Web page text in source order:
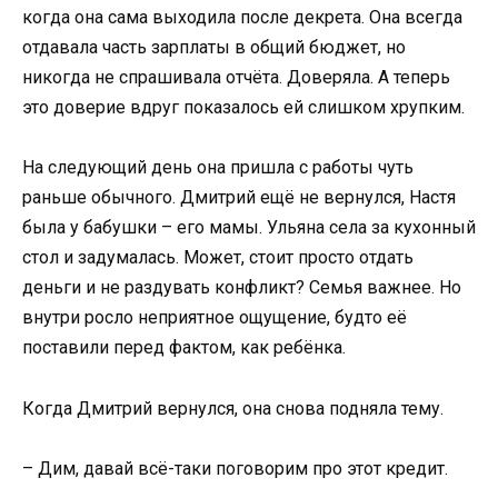
когда она сама выходила после декрета. Она всегда
отдавала часть зарплаты в общий бюджет, но
никогда не спрашивала отчёта. Доверяла. А теперь
это доверие вдруг показалось ей слишком хрупким.
На следующий день она пришла с работы чуть
раньше обычного. Дмитрий ещё не вернулся, Настя
была у бабушки – его мамы. Ульяна села за кухонный
стол и задумалась. Может, стоит просто отдать
деньги и не раздувать конфликт? Семья важнее. Но
внутри росло неприятное ощущение, будто её
поставили перед фактом, как ребёнка.
Когда Дмитрий вернулся, она снова подняла тему.
– Дим, давай всё-таки поговорим про этот кредит.